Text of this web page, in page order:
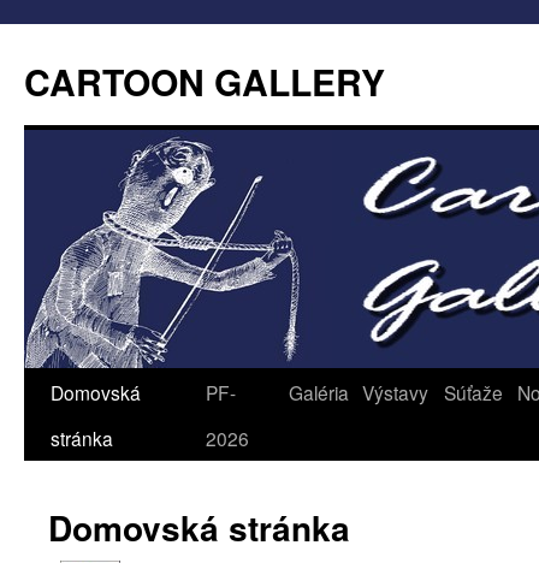
CARTOON GALLERY
Domovská
stránka
PF-
2026
Galéria Výstavy Súťaže
Domovská stránka